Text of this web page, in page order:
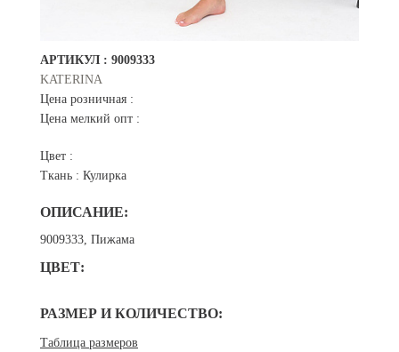
АРТИКУЛ : 9009333
KATERINA
Цена розничная :
Цена мелкий опт :
Цвет :
Ткань : Кулирка
ОПИСАНИЕ:
9009333, Пижама
ЦВЕТ:
РАЗМЕР И КОЛИЧЕСТВО:
Таблица размеров